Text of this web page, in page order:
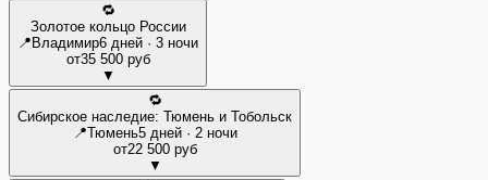
🔁
Золотое кольцо России
📍Владимир6 дней · 3 ночи
от35 500 руб
▼
🔁
Сибирское наследие: Тюмень и Тобольск
📍Тюмень5 дней · 2 ночи
от22 500 руб
▼